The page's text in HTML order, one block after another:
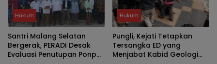
Hukum
Santri Malang Selatan
Bergerak, PERADI Desak
Evaluasi Penutupan Ponpes
Hukum
Pungli, Kejati Tetapkan
Tersangka ED yang
Menjabat Kabid Geologi